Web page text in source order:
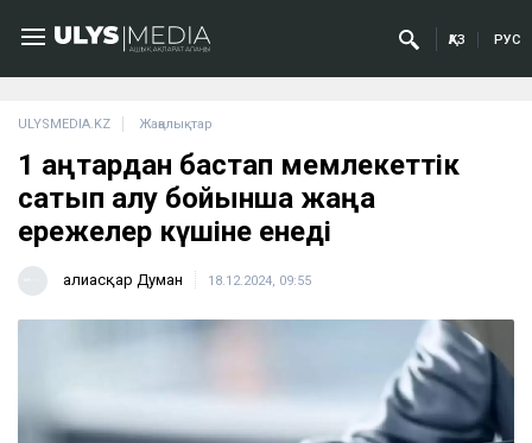
ҚАЗ РУС
ULYSMEDIA.KZ Жаңалықтар
1 қаңтардан бастап мемлекеттік
сатып алу бойынша жаңа
ережелер күшіне енеді
Ғалиасқар Думан 18.12.2024, 09:55